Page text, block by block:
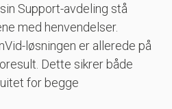
Support-avdeling stå
med henvendelser.
løsningen er allerede på
Dette sikrer både
for begge